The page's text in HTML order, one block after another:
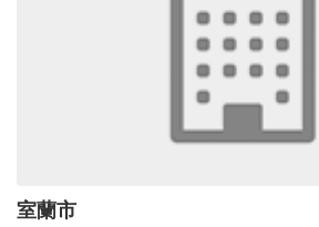
室蘭市